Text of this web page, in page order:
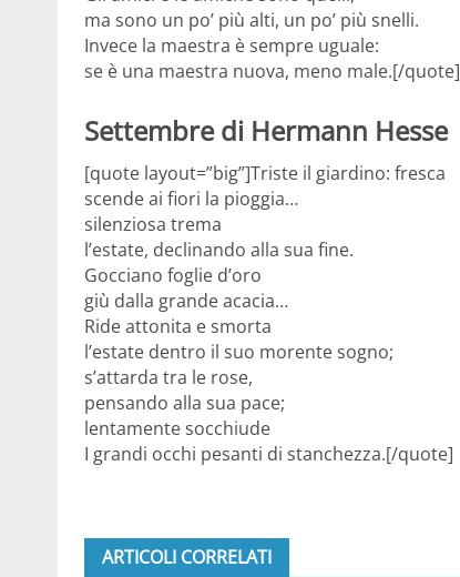
ma sono un po’ più alti, un po’ più snelli.
Invece la maestra è sempre uguale:
se è una maestra nuova, meno male.[/quote]
Settembre di Hermann Hesse
[quote layout=”big”]Triste il giardino: fresca
scende ai fiori la pioggia…
silenziosa trema
l’estate, declinando alla sua fine.
Gocciano foglie d’oro
giù dalla grande acacia…
Ride attonita e smorta
l’estate dentro il suo morente sogno;
s’attarda tra le rose,
pensando alla sua pace;
lentamente socchiude
I grandi occhi pesanti di stanchezza.[/quote]
ARTICOLI CORRELATI